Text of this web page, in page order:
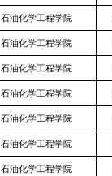
石油化学工程学院
石油化学工程学院
石油化学工程学院
石油化学工程学院
石油化学工程学院
石油化学工程学院
石油化学工程学院